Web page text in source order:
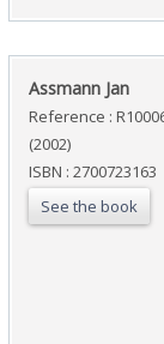
‎Assmann Jan‎
Reference :
(2002)
ISBN : 2700723163
See the book